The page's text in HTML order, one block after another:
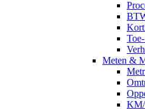
Meten &